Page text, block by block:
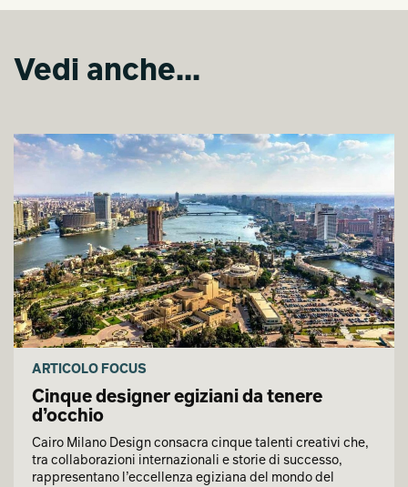
Vedi anche...
ARTICOLO FOCUS
Cinque designer egiziani da tenere
d’occhio
Cairo Milano Design consacra cinque talenti creativi che,
tra collaborazioni internazionali e storie di successo,
rappresentano l’eccellenza egiziana del mondo del